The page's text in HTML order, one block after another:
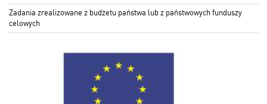
Zadania zrealizowane z budżetu państwa lub z państwowych funduszy
celowych